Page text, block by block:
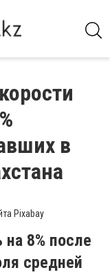
в
Pixabay
8% после
средней